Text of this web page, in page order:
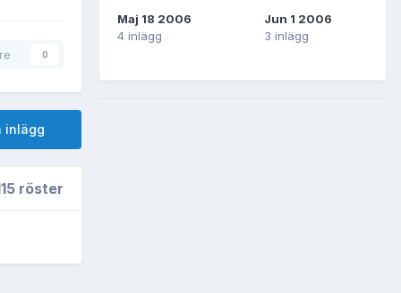
0
inlägg
röster
Maj 18 2006
4 inlägg
Jun 1 2006
3 inlägg